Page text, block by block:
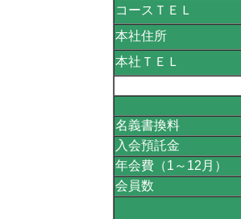
コースＴＥＬ
本社住所
本社ＴＥＬ
名義書換料
入会預託金
年会費（1～12月）
会員数